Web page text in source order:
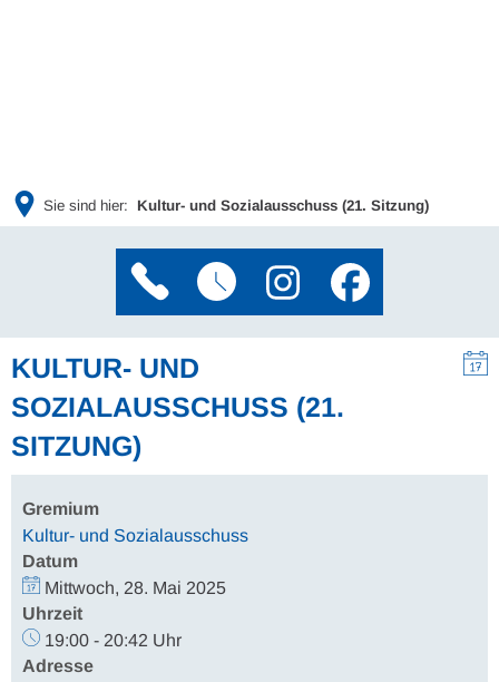
Sie sind hier: Kultur- und Sozialausschuss (21. Sitzung)
KULTUR- UND
SOZIALAUSSCHUSS (21.
SITZUNG)
Gremium
Kultur- und Sozialausschuss
Datum
Mittwoch, 28. Mai 2025
Uhrzeit
19:00 - 20:42 Uhr
Adresse